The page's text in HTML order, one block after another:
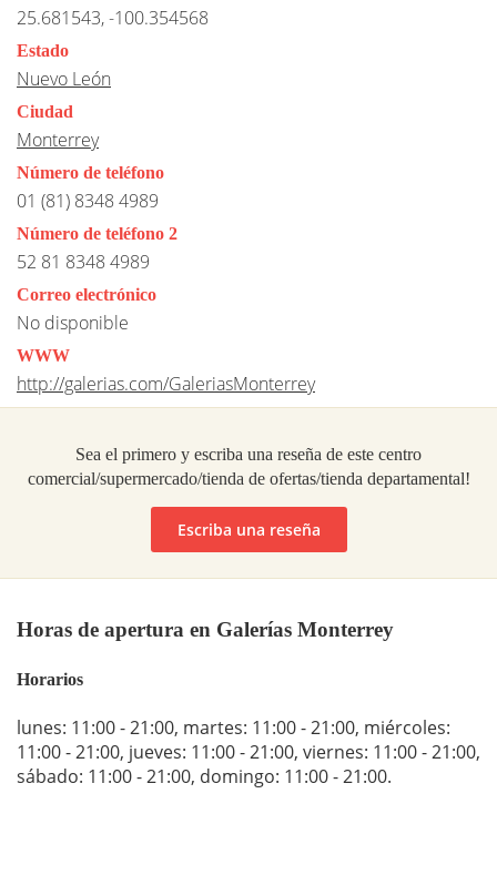
25.681543, -100.354568
Estado
Nuevo León
Ciudad
Monterrey
Número de teléfono
01 (81) 8348 4989
Número de teléfono 2
52 81 8348 4989
Correo electrónico
No disponible
WWW
http://galerias.com/GaleriasMonterrey
Sea el primero y escriba una reseña de este centro
comercial/supermercado/tienda de ofertas/tienda departamental!
Escriba una reseña
Horas de apertura en Galerías Monterrey
Horarios
lunes: 11:00 - 21:00, martes: 11:00 - 21:00, miércoles:
11:00 - 21:00, jueves: 11:00 - 21:00, viernes: 11:00 - 21:00,
sábado: 11:00 - 21:00, domingo: 11:00 - 21:00.